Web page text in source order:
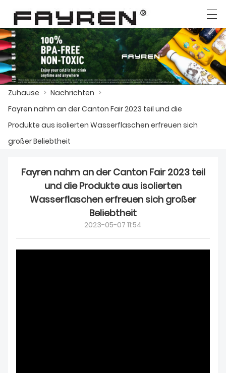
PRODUKTE
NACHRICHTEN
DER FALL
ÜBER UNS
العربية Deutsch Ελληνική γλώσσα English
Zuhause > Nachrichten >
Fayren nahm an der Canton Fair 2023 teil und die
Produkte aus isolierten Wasserflaschen erfreuen sich
großer Beliebtheit
Fayren nahm an der Canton Fair 2023 teil
und die Produkte aus isolierten
Wasserflaschen erfreuen sich großer
Beliebtheit
2023-05-07 11:54